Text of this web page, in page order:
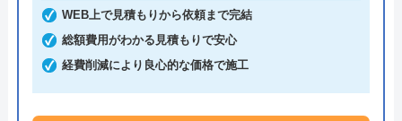
東京都東久留米市本町4-12-13
WEB上で見積もりから依頼まで完結
総額費用がわかる見積もりで安心
経費削減により良心的な価格で施工